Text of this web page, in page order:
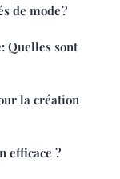
de mode ?
Quelles sont
la création
efficace ?